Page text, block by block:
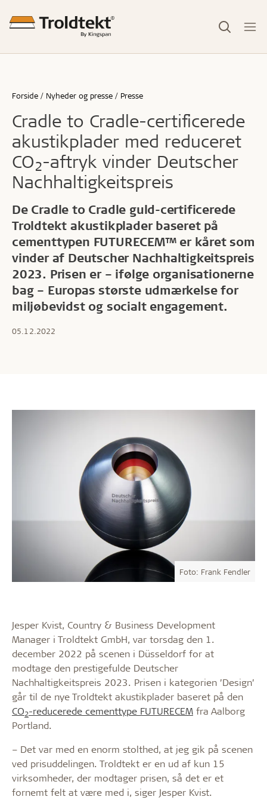
Forside Nyheder og presse Presse
Cradle to Cradle-certificerede
akustikplader med reduceret
CO2-aftryk vinder Deutscher
Nachhaltigkeitspreis
De Cradle to Cradle guld-certificerede
Troldtekt akustikplader baseret på
cementtypen FUTURECEM™ er kåret som
vinder af Deutscher Nachhaltigkeitspreis
2023. Prisen er – ifølge organisationerne
bag – Europas største udmærkelse for
miljøbevidst og socialt engagement.
05.12.2022
Foto: Frank Fendler
Jesper Kvist, Country & Business Development
Manager i Troldtekt GmbH, var torsdag den 1.
december 2022 på scenen i Düsseldorf for at
modtage den prestigefulde Deutscher
Nachhaltigkeitspreis 2023. Prisen i kategorien ’Design’
går til de nye Troldtekt akustikplader baseret på den
CO2-reducerede cementtype FUTURECEM fra Aalborg
Portland.
– Det var med en enorm stolthed, at jeg gik på scenen
ved prisuddelingen. Troldtekt er en ud af kun 15
virksomheder, der modtager prisen, så det er et
fornemt felt at være med i, siger Jesper Kvist.